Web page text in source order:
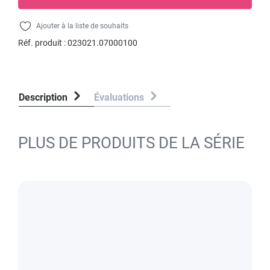
Ajouter à la liste de souhaits
Réf. produit :023021.07000100
Description Évaluations
PLUS DE PRODUITS DE LA SÉRIE